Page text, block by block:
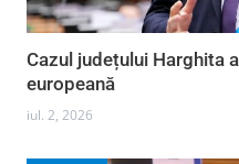
Cazul județului Harghita
europeană
iul. 2, 2026